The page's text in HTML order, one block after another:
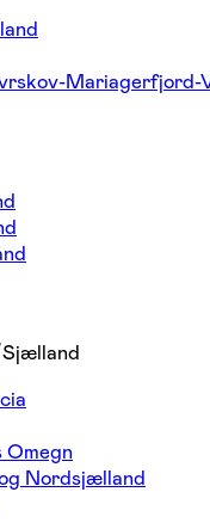
Mariagerfjord-
Omegn
Nordsjælland